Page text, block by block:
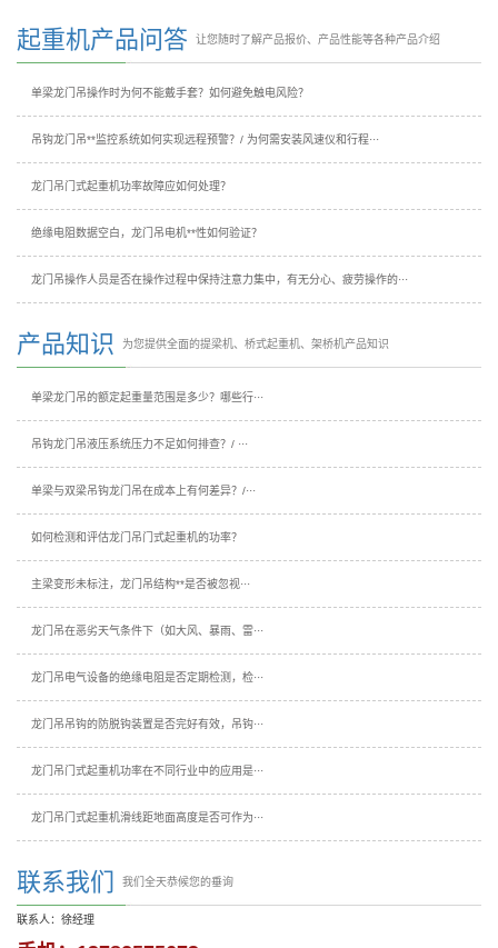
起重机产品问答 让您随时了解产品报价、产品性能等各种产品介绍
单梁龙门吊操作时为何不能戴手套？如何避免触电风险？
吊钩龙门吊**监控系统如何实现远程预警？/ 为何需安装风速仪和行程···
龙门吊门式起重机功率故障应如何处理？
绝缘电阻数据空白，龙门吊电机**性如何验证？
龙门吊操作人员是否在操作过程中保持注意力集中，有无分心、疲劳操作的···
产品知识 为您提供全面的提梁机、桥式起重机、架桥机产品知识
单梁龙门吊的额定起重量范围是多少？哪些行···
吊钩龙门吊液压系统压力不足如何排查？/ ···
单梁与双梁吊钩龙门吊在成本上有何差异？/···
如何检测和评估龙门吊门式起重机的功率？
主梁变形未标注，龙门吊结构**是否被忽视···
龙门吊在恶劣天气条件下（如大风、暴雨、雷···
龙门吊电气设备的绝缘电阻是否定期检测，检···
龙门吊吊钩的防脱钩装置是否完好有效，吊钩···
龙门吊门式起重机功率在不同行业中的应用是···
龙门吊门式起重机滑线距地面高度是否可作为···
联系我们 我们全天恭候您的垂询
联系人：徐经理